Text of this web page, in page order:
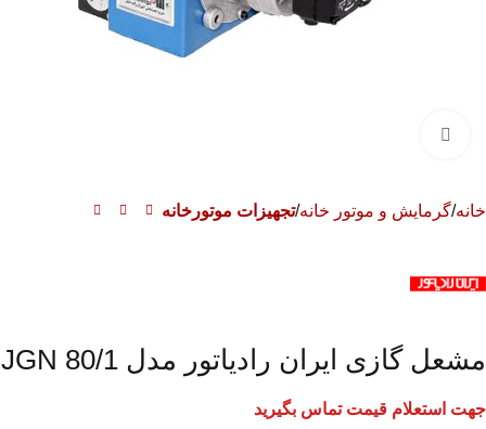
خانه گرمایش و موتور خانه تجهیزات موتورخانه
مشعل گازی ایران رادیاتور مدل JGN 80/1
جهت استعلام قیمت تماس بگیرید